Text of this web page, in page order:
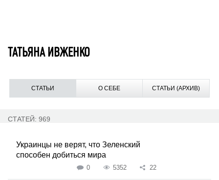
ТАТЬЯНА ИВЖЕНКО
СТАТЬИ О СЕБЕ СТАТЬИ (АРХИВ)
СТАТЕЙ: 969
Украинцы не верят, что Зеленский
способен добиться мира
0 5352 22